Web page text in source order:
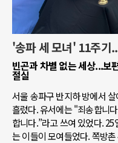
'송파 세 모녀' 11주기
빈곤과 차별 없는 세상...보
절실
서울 송파구 반지하 방에서
흘렀다. 유서에는 "죄송합니
합니다.”라고 쓰여 있었다.
는 이들이 모여들었다. 쪽방